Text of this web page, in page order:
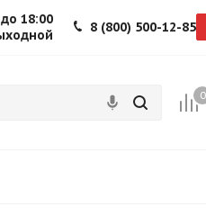
8 (800) 500-12-85
18:00
0